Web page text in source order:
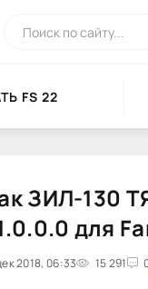
FS 22
ЗИЛ-130
для
2018, 06:33 15 291
1 2 3 4 5